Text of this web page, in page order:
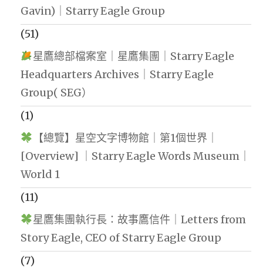
Gavin)｜Starry Eagle Group
(51)
星鷹總部檔案室｜星鷹集團｜Starry Eagle
Headquarters Archives｜Starry Eagle
Group( SEG）
(1)
【總覽】星空文字博物館｜第1個世界｜
[Overview] ｜Starry Eagle Words Museum｜
World 1
(11)
星鷹集團執行長：故事鷹信件｜Letters from
Story Eagle, CEO of Starry Eagle Group
(7)